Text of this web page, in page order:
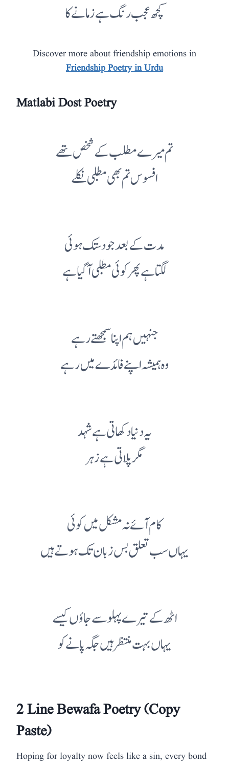
کچھ عجب رنگ ہے زمانے کا
Discover more about friendship emotions in
Friendship Poetry in Urdu
Matlabi Dost Poetry
تم میرے مطلب کے شخص تھے
افسوس تم بھی مطلبی نکلے
مدت کے بعد جو دستک ہوئی
لگتا ہے پھر کوئی مطلبی آ گیا ہے
جنہیں ہم اپنا سمجھتے رہے
وہ ہمیشہ اپنے فائدے میں رہے
یہ دنیا دکھاتی ہے شہد
مگر پلاتی ہے زہر
کام آئے نہ مشکل میں کوئی
یہاں سب تعلق بس زبان تک ہوتے ہیں
اٹھ کے تیرے پہلو سے جاؤں کیسے
یہاں بہت منتظر ہیں جگہ پانے کو
2 Line Bewafa Poetry (Copy
Paste)
Hoping for loyalty now feels like a sin, every bond